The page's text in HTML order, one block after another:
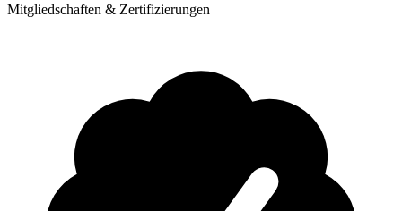
Mitgliedschaften & Zertifizierungen